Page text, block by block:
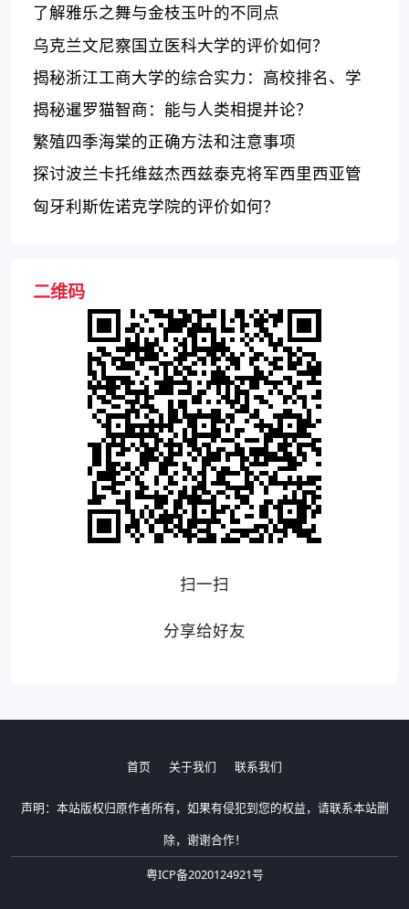
行了！
了解雅乐之舞与金枝玉叶的不同点
乌克兰文尼察国立医科大学的评价如何？
揭秘浙江工商大学的综合实力：高校排名、学
科专业与教学质量
揭秘暹罗猫智商：能与人类相提并论？
繁殖四季海棠的正确方法和注意事项
探讨波兰卡托维兹杰西兹泰克将军西里西亚管
理学院的教育质量及优势
匈牙利斯佐诺克学院的评价如何？
二维码
扫一扫
分享给好友
首页 关于我们 联系我们
声明：本站版权归原作者所有，如果有侵犯到您的权益，请联系本站删
除，谢谢合作！
粤ICP备2020124921号